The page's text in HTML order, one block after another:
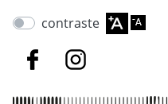
contraste